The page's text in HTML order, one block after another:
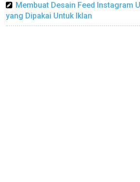
Membuat Desain Feed Instagram
yang Dipakai Untuk Iklan